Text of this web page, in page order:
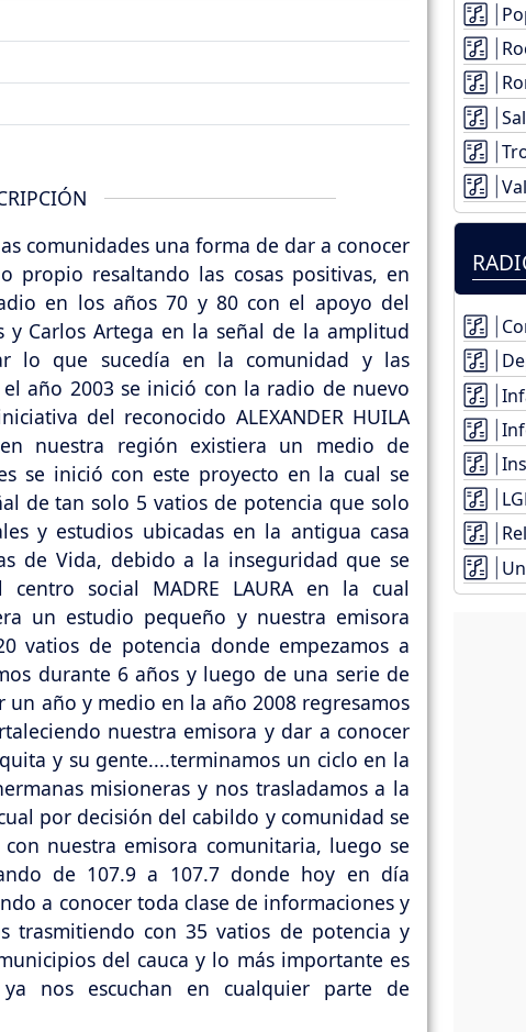
comunidades una forma de dar a conocer
resaltando las cosas positivas, en
en los años 70 y 80 con el apoyo del
y Carlos Artega en la señal de la amplitud
lo que sucedía en la comunidad y las
año 2003 se inició con la radio de nuevo
del reconocido ALEXANDER HUILA
nuestra región existiera un medio de
se inició con este proyecto en la cual se
de tan solo 5 vatios de potencia que solo
y estudios ubicadas en la antigua casa
de Vida, debido a la inseguridad que se
social MADRE LAURA en la cual
un estudio pequeño y nuestra emisora
vatios de potencia donde empezamos a
durante 6 años y luego de una serie de
año y medio en la año 2008 regresamos
nuestra emisora y dar a conocer
y su gente....terminamos un ciclo en la
misioneras y nos trasladamos a la
por decisión del cabildo y comunidad se
nuestra emisora comunitaria, luego se
de 107.9 a 107.7 donde hoy en día
a conocer toda clase de informaciones y
trasmitiendo con 35 vatios de potencia y
del cauca y lo más importante es
nos escuchan en cualquier parte de